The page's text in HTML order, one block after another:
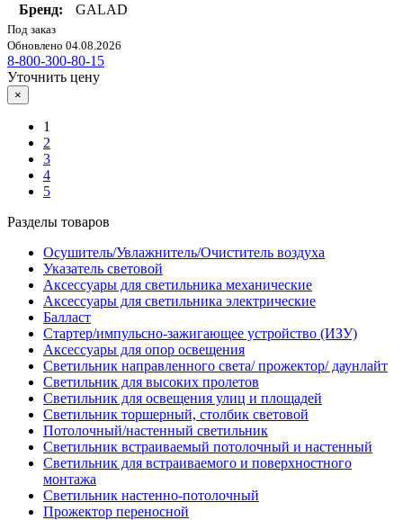
Бренд:
GALAD
Под заказ
Обновлено 04.08.2026
8-800-300-80-15
Уточнить цену
×
1
2
3
4
5
Разделы товаров
Осушитель/Увлажнитель/Очиститель воздуха
Указатель световой
Аксессуары для светильника механические
Аксессуары для светильника электрические
Балласт
Стартер/импульсно-зажигающее устройство (ИЗУ)
Аксессуары для опор освещения
Светильник направленного света/ прожектор/ даунлайт
Светильник для высоких пролетов
Светильник для освещения улиц и площадей
Светильник торшерный, столбик световой
Потолочный/настенный светильник
Светильник встраиваемый потолочный и настенный
Светильник для встраиваемого и поверхностного
монтажа
Светильник настенно-потолочный
Прожектор переносной